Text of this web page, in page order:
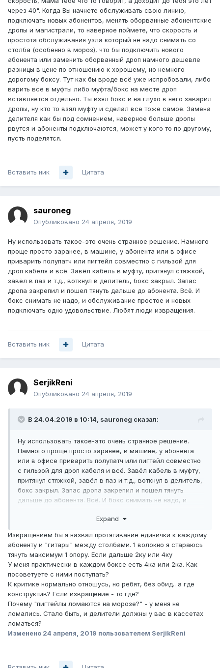
через 40". Когда Вы начнете обслуживать свою линию,
подключать новых абонентов, менять оборванные абонентские
дропы и магистрали, то наверное поймете, что скорость и
простота обслуживания узла который не надо снимать со
столба (особенно в мороз), что бы подключить нового
абонента или заменить оборванный дроп намного дешевле
разницы в цене по отношению к хорошему, но немного
дорогому боксу. Тут как бы вроде всё уже испробовали, либо
варить все в муфты либо муфта/бокс на месте дроп
вставляется отдельно. Ты взял бокс и на глухо в него заварил
дропы, ну кто то взял муфту и сделал все тоже самое. Замена
делителя как бы под сомнением, наверное больше дропы
рвутся и абоненты подключаются, может у кого то по другому,
пусть поделятся.
Вставить ник Цитата
sauroneg
Опубликовано 24 апреля, 2019
Ну использовать такое-это очень странное решение. Намного
проще просто заранее, в машине, у абонента или в офисе
приварить полупатч или пигтейл совместно с гильзой для
дроп кабеля и всё. Завёл кабель в муфту, притянул стяжкой,
завёл в паз и т.д., воткнул в делитель, бокс закрыл. Запас
дропа закрепил и пошел тянуть дальше до абонента. Всё. И
бокс снимать не надо, и обслуживание простое и новых
подключать одно удовольствие. Любят люди извращения.
Вставить ник Цитата
SerjikReni
Опубликовано 24 апреля, 2019
В 24.04.2019 в 10:14, sauroneg сказал:
Ну использовать такое-это очень странное решение.
Намного проще просто заранее, в машине, у абонента
или в офисе приварить полупатч или пигтейл совместно
с гильзой для дроп кабеля и всё. Завёл кабель в муфту,
притянул стяжкой, завёл в паз и т.д., воткнул в делитель,
бокс закрыл. Запас дропа закрепил и пошел тянуть
дальше до абонента. Всё. И бокс снимать не надо, и
удовольствие. Любят люди извращения.
Expand
Извращением бы я назвал протягивание единички к каждому
абоненту и "гитары" между столбами. 1 волокно я стараюсь
тянуть максимум 1 опору. Если дальше 2ку или 4ку
У меня практически в каждом боксе есть 4ка или 2ка. Как
посоветуете с ними поступать?
К критике нормально отношусь, но ребят, без обид.. а где
конструктив? Если извращение - то где?
Почему "пигтейлы ломаются на морозе?" - у меня не
ломались. Стало быть, и делители должны у вас в кассетах
ломаться?
Изменено 24 апреля, 2019 пользователем SerjikReni